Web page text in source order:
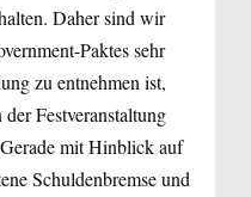
Daher sind wir
Paktes sehr
zu entnehmen ist,
Festveranstaltung
mit Hinblick auf
Schuldenbremse und